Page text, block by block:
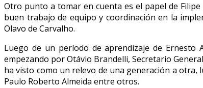
Otro punto a tomar en cuenta es el papel de
buen trabajo de equipo y coordinación en la
Olavo de Carvalho.
Luego de un período de aprendizaje de Ernesto
empezando por Otávio Brandelli, Secretario
ha visto como un relevo de una generación a
Paulo Roberto Almeida entre otros.